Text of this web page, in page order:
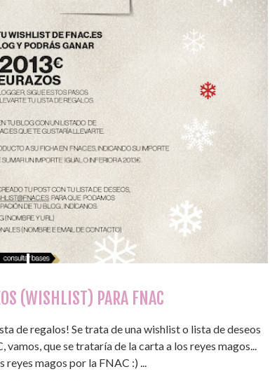
(WISHLIST) PARA FNAC
de regalos! Se trata de una wishlist o lista de deseos
que se trataría de la carta a los reyes magos...
reyes magos por la FNAC :) ...